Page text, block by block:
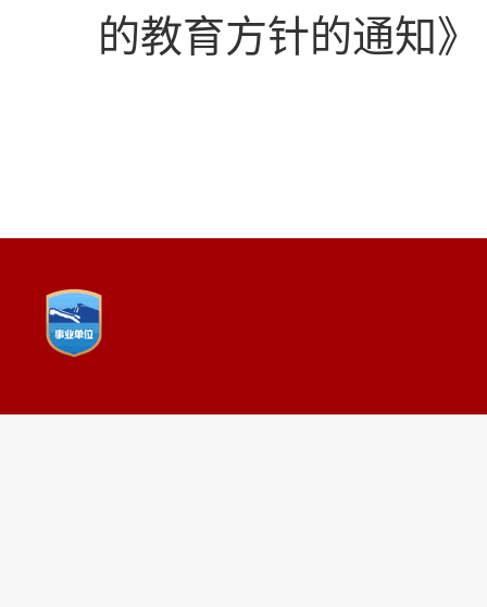
的教育方针的通知》